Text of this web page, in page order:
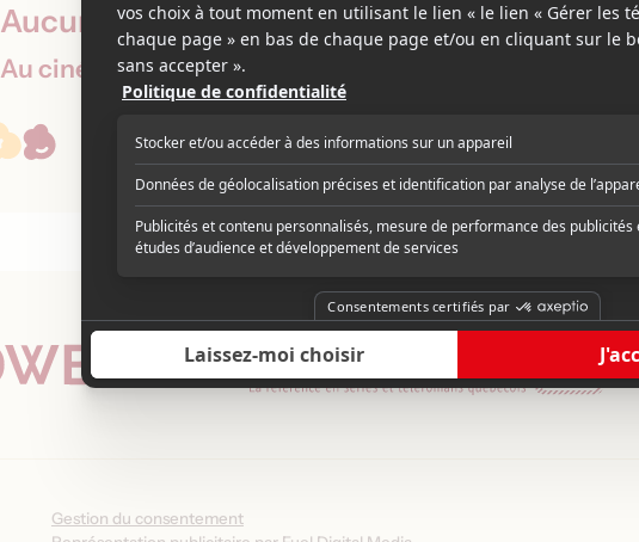
Aucune projection prévue à cette date
Au cinéma le 7 août 2026
Gestion du consentement